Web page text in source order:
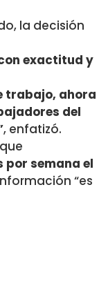
la decisión
exactitud y
trabajo, ahora
del
, enfatizó.
semana el
“es